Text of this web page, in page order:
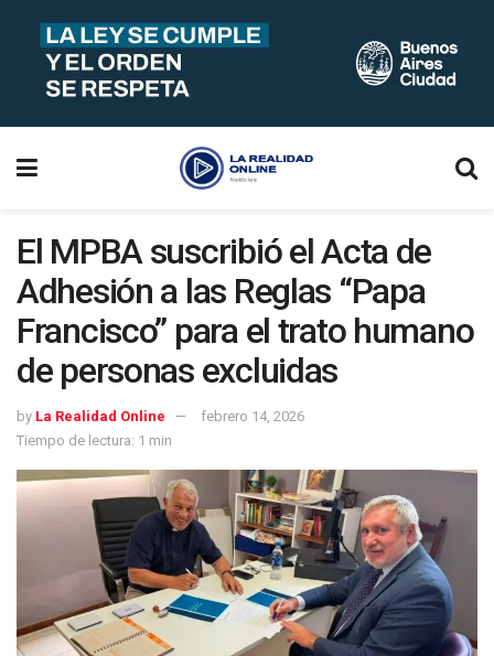
El MPBA suscribió el Acta de
Adhesión a las Reglas “Papa
Francisco” para el trato humano
de personas excluidas
by La Realidad Online
febrero 14, 2026
Tiempo de lectura: 1 min